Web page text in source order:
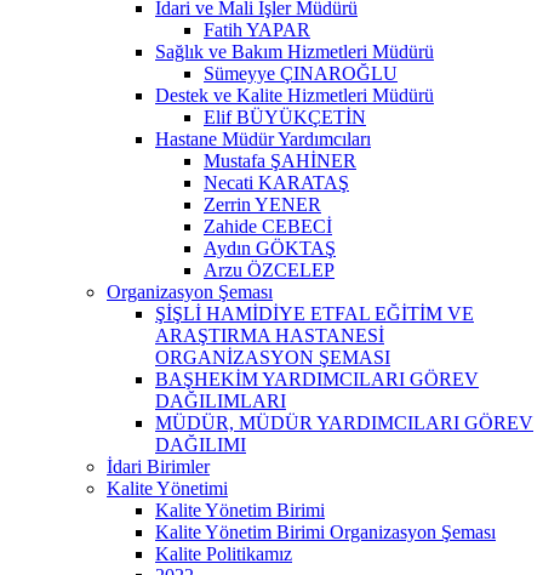
İdari ve Mali İşler Müdürü
Fatih YAPAR
Sağlık ve Bakım Hizmetleri Müdürü
Sümeyye ÇINAROĞLU
Destek ve Kalite Hizmetleri Müdürü
Elif BÜYÜKÇETİN
Hastane Müdür Yardımcıları
Mustafa ŞAHİNER
Necati KARATAŞ
Zerrin YENER
Zahide CEBECİ
Aydın GÖKTAŞ
Arzu ÖZCELEP
Organizasyon Şeması
ŞİŞLİ HAMİDİYE ETFAL EĞİTİM VE
ARAŞTIRMA HASTANESİ
ORGANİZASYON ŞEMASI
BAŞHEKİM YARDIMCILARI GÖREV
DAĞILIMLARI
MÜDÜR, MÜDÜR YARDIMCILARI GÖREV
DAĞILIMI
İdari Birimler
Kalite Yönetimi
Kalite Yönetim Birimi
Kalite Yönetim Birimi Organizasyon Şeması
Kalite Politikamız